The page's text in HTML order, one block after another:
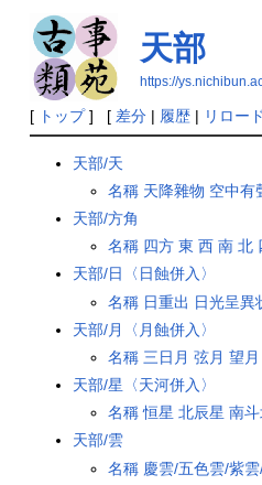
天部
https://
[ トップ] [ 差分| 履歴| リロード
天部/天
名稱 天降雜物 空中有
天部/方角
名稱 四方 東 西 南 北
天部/日〈日蝕併入〉
名稱 日重出 日光呈異
天部/月〈月蝕併入〉
名稱 三日月 弦月 望月
天部/星〈天河併入〉
名稱 恒星 北辰星 南
天部/雲
名稱 慶雲/五色雲/紫